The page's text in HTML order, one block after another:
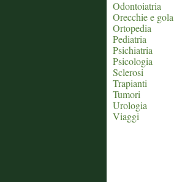
Odontoiatria
Orecchie e gola
Ortopedia
Pediatria
Psichiatria
Psicologia
Sclerosi
Trapianti
Tumori
Urologia
Viaggi